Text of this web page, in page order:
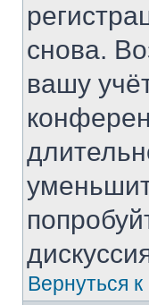
снова.
вашу
Вернуться